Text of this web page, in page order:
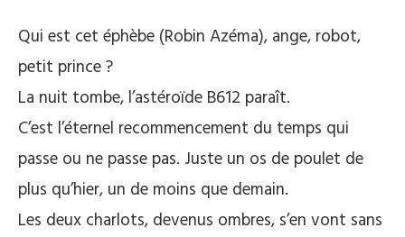
Qui est cet éphèbe (Robin Azéma), ange, robot,
petit prince ?
La nuit tombe, l’astéroïde B612 paraît.
C’est l’éternel recommencement du temps qui
passe ou ne passe pas. Juste un os de poulet de
plus qu’hier, un de moins que demain.
Les deux charlots, devenus ombres, s’en vont sans